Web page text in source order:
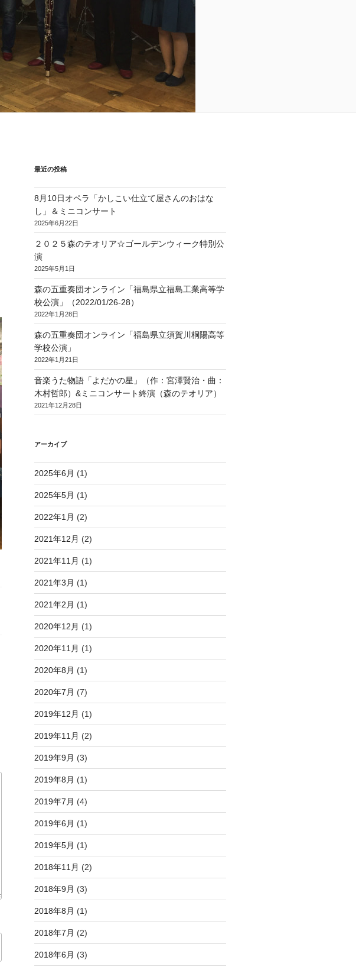
最近の投稿
8月10日オペラ「かしこい仕立て屋さんのおはな
し」＆ミニコンサート
2025年6月22日
２０２５森のテオリア☆ゴールデンウィーク特別公
演
2025年5月1日
森の五重奏団オンライン「福島県立福島工業高等学
校公演」（2022/01/26-28）
2022年1月28日
森の五重奏団オンライン「福島県立須賀川桐陽高等
学校公演」
2022年1月21日
音楽うた物語「よだかの星」（作：宮澤賢治・曲：
木村哲郎）&ミニコンサート終演（森のテオリア）
2021年12月28日
アーカイブ
2025年6月 (1)
2025年5月 (1)
2022年1月 (2)
2021年12月 (2)
2021年11月 (1)
2021年3月 (1)
2021年2月 (1)
2020年12月 (1)
2020年11月 (1)
2020年8月 (1)
2020年7月 (7)
2019年12月 (1)
2019年11月 (2)
2019年9月 (3)
2019年8月 (1)
2019年7月 (4)
2019年6月 (1)
2019年5月 (1)
2018年11月 (2)
2018年9月 (3)
2018年8月 (1)
2018年7月 (2)
2018年6月 (3)